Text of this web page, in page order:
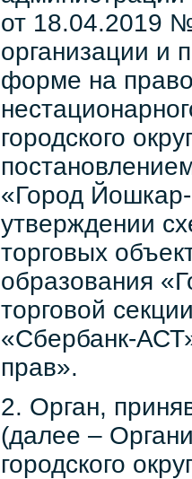
от 18.04.2019
организации и
форме на
городского
«Город
утверждении
торговых
образования
торговой
«Сбербанк-
прав».
2. Орган,
(далее –
городского